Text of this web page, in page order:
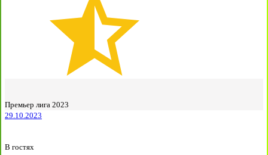
Премьер лига 2023
29.10.2023
В гостях